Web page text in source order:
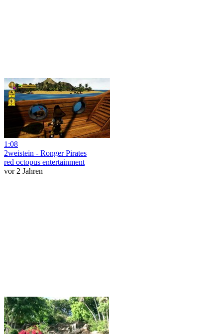
1:08
2weistein - Ronger Pirates
red octopus entertainment
vor 2 Jahren